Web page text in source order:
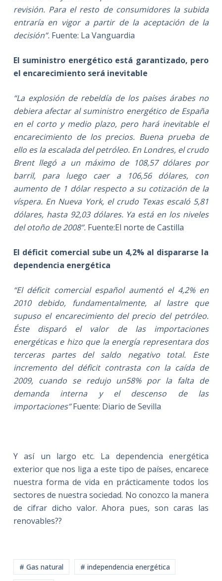
revisión. Para el resto de consumidores la subida
entraría en vigor a partir de la aceptación de la
decisión”. Fuente: La Vanguardia
El suministro energético está garantizado, pero
el encarecimiento será inevitable
“La explosión de rebeldía de los países árabes no
debiera afectar al suministro energético de España
en el corto y medio plazo, pero hará inevitable el
encarecimiento de los precios. Buena prueba de
ello es la escalada del petróleo. En Londres, el crudo
Brent llegó a un máximo de 108,57 dólares por
barril, para luego caer a 106,56 dólares, con
aumento de 1 dólar respecto a su cotización de la
víspera. En Nueva York, el crudo Texas escaló 5,81
dólares, hasta 92,03 dólares. Ya está en los niveles
del otoño de 2008”. Fuente:El norte de Castilla
El déficit comercial sube un 4,2% al dispararse la
dependencia energética
“El déficit comercial español aumentó el 4,2% en
2010 debido, fundamentalmente, al lastre que
supuso el encarecimiento del precio del petróleo.
Éste disparó el valor de las importaciones
energéticas e hizo que la energía representara dos
terceras partes del saldo negativo total. Este
incremento del déficit contrasta con la caída de
2009, cuando se redujo un58% por la falta de
demanda interna y el descenso de las
importaciones”Fuente: Diario de Sevilla
Y así un largo etc. La dependencia energética
exterior que nos liga a este tipo de países, encarece
nuestra forma de vida en prácticamente todos los
sectores de nuestra sociedad. No conozco la manera
de cifrar dicho valor. Ahora pues, son caras las
renovables??
# Gas natural # independencia energética